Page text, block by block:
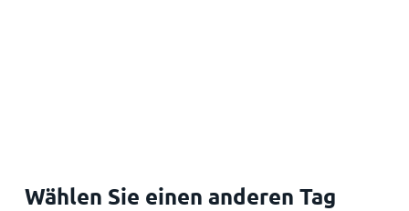
Wählen Sie einen anderen Tag